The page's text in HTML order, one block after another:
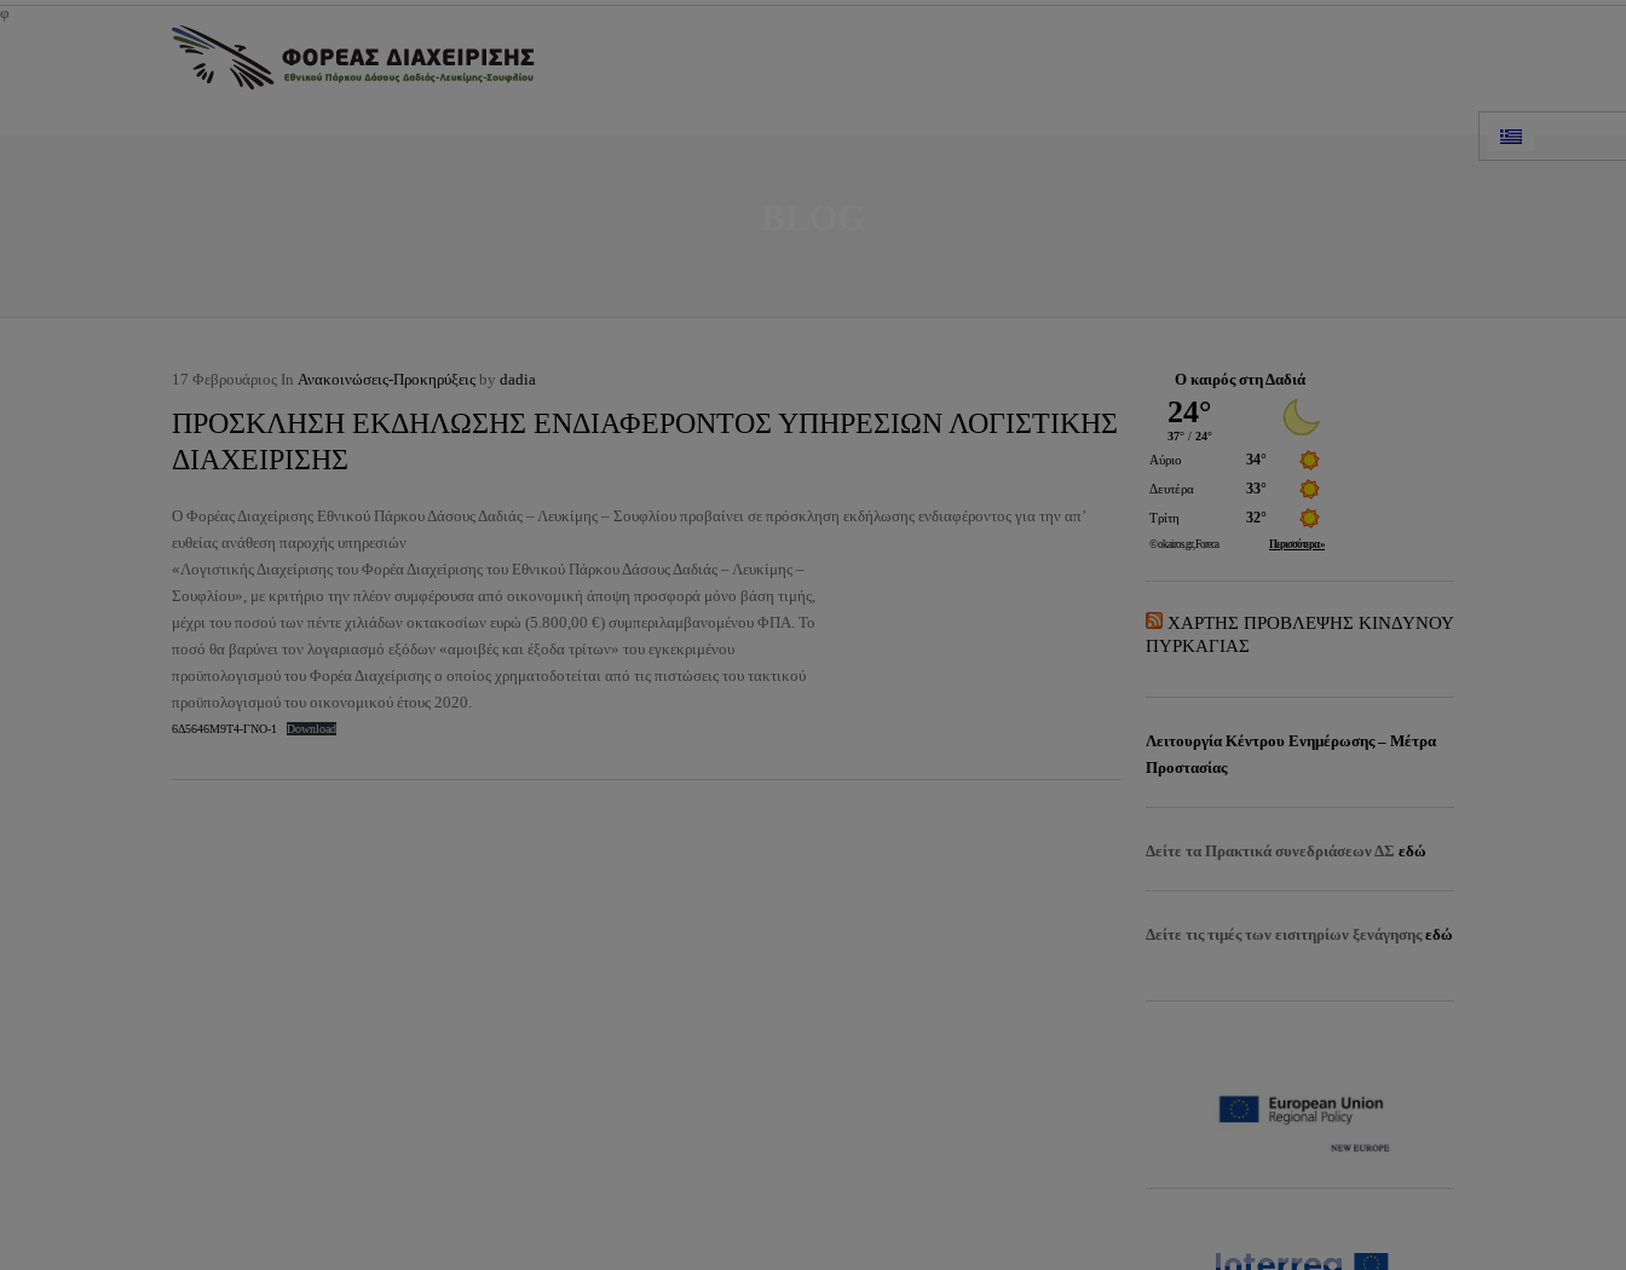
φ
17 Φεβρουάριος In Ανακοινώσεις-Προκηρύξεις by dadia
ΠΡΟΣΚΛΗΣΗ ΕΚΔΗΛΩΣΗΣ ΕΝΔΙΑΦΕΡΟΝΤΟΣ ΥΠΗΡΕΣΙΩΝ ΛΟΓΙΣΤΙΚΗΣ
ΔΙΑΧΕΙΡΙΣΗΣ
Ο Φορέας Διαχείρισης Εθνικού Πάρκου Δάσους Δαδιάς – Λευκίμης – Σουφλίου προβαίνει σε πρόσκληση εκδήλωσης ενδιαφέροντος για την απ’
ευθείας ανάθεση παροχής υπηρεσιών
«Λογιστικής Διαχείρισης του Φορέα Διαχείρισης του Εθνικού Πάρκου Δάσους Δαδιάς – Λευκίμης –
Σουφλίου», με κριτήριο την πλέον συμφέρουσα από οικονομική άποψη προσφορά μόνο βάση τιμής,
μέχρι του ποσού των πέντε χιλιάδων οκτακοσίων ευρώ (5.800,00 €) συμπεριλαμβανομένου ΦΠΑ. Το
ποσό θα βαρύνει τον λογαριασμό εξόδων «αμοιβές και έξοδα τρίτων» του εγκεκριμένου
προϋπολογισμού του Φορέα Διαχείρισης ο οποίος χρηματοδοτείται από τις πιστώσεις του τακτικού
προϋπολογισμού του οικονομικού έτους 2020.
6Δ5646Μ9Τ4-ΓΝΟ-1 Download
Ο καιρός στη Δαδιά
ΧΑΡΤΗΣ ΠΡΟΒΛΕΨΗΣ ΚΙΝΔΥΝΟΥ
ΠΥΡΚΑΓΙΑΣ
Λειτουργία Κέντρου Ενημέρωσης – Μέτρα
Προστασίας
Δείτε τα Πρακτικά συνεδριάσεων ΔΣ εδώ
Δείτε τις τιμές των εισιτηρίων ξενάγησηςεδώ